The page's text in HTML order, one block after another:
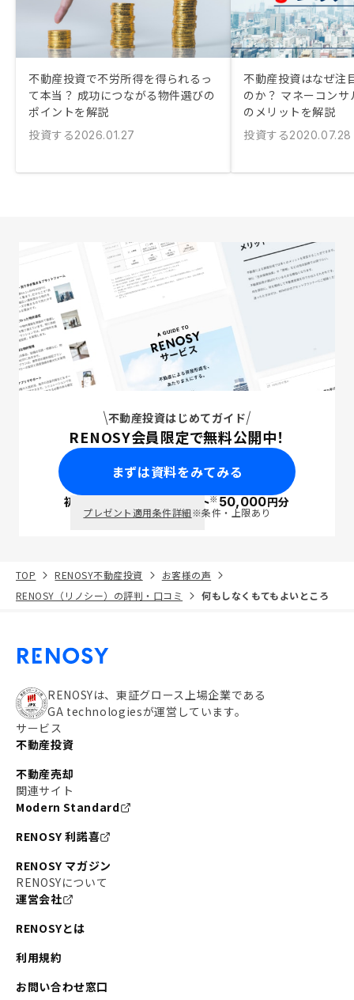
不動産投資で不労所得を得られるっ
て本当？ 成功につながる物件選びの
ポイントを解説
投資する2026.01.27
不動産投資はなぜ注
のか？ マネーコン
のメリットを解説
投資する2020.07.28
不動産投資はじめてガイド
RENOSY会員限定で無料公開中！
まずは資料をみてみる
初回面談で ポイント※50,000円分
プレゼント適用条件詳細※条件・上限あり
TOP RENOSY不動産投資
お客様の声
RENOSY（リノシー）の評判・口コミ
何もしなくもてもよいところ
RENOSYは、東証グロース上場企業である
GA technologiesが運営しています。
サービス
不動産投資
不動産売却
関連サイト
Modern Standard
RENOSY 利諾喜
RENOSY マガジン
RENOSYについて
運営会社
RENOSYとは
利用規約
お問い合わせ窓口